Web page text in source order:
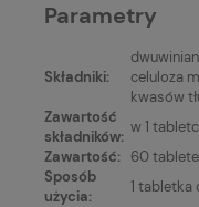
Parametry
Składniki:
celuloza
kwasów
Zawartość
składników:
w 1
Zawartość: 60
Sposób
użycia:
1 tabletka